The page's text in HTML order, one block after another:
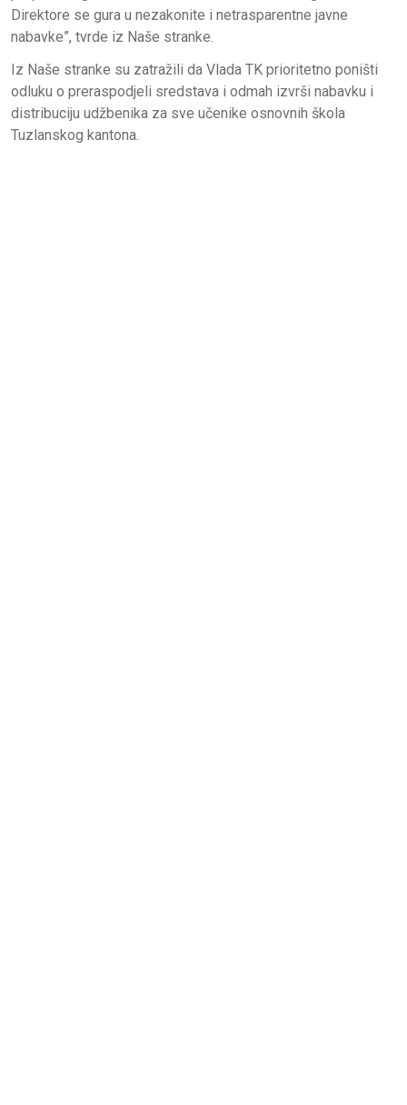
Direktore se gura u nezakonite i netrasparentne javne
nabavke”, tvrde iz Naše stranke.
Iz Naše stranke su zatražili da Vlada TK prioritetno poništi
odluku o preraspodjeli sredstava i odmah izvrši nabavku i
distribuciju udžbenika za sve učenike osnovnih škola
Tuzlanskog kantona.